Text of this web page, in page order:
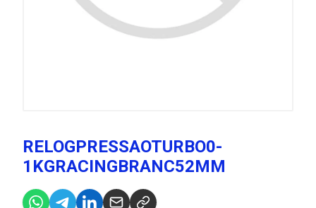
RELOGPRESSAOTURBO0-
1KGRACINGBRANC52MM